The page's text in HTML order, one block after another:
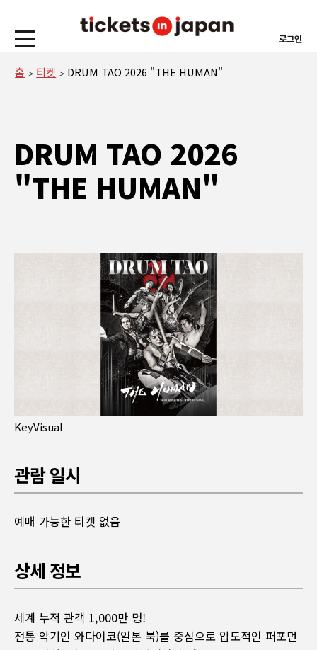
로그인
홈 티켓 DRUM TAO 2026 "THE HUMAN"
DRUM TAO 2026
"THE HUMAN"
KeyVisual
관람 일시
예매 가능한 티켓 없음
상세 정보
세계 누적 관객 1,000만 명!
전통 악기인 와다이코(일본 북)를 중심으로 압도적인 퍼포먼